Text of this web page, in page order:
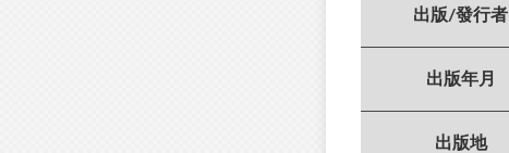
出版/發行者
出版年月
出版地